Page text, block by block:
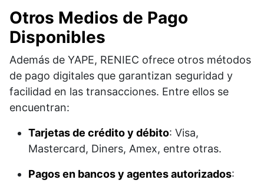
Otros Medios de Pago
Disponibles
Además de YAPE, RENIEC ofrece otros métodos
de pago digitales que garantizan seguridad y
facilidad en las transacciones. Entre ellos se
encuentran:
Tarjetas de crédito y débito: Visa,
Mastercard, Diners, Amex, entre otras.
Pagos en bancos y agentes autorizados: